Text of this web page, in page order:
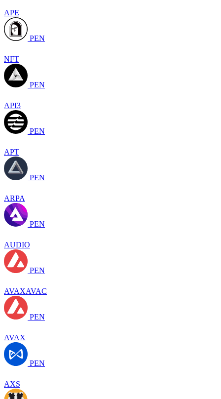
APE
PEN
NFT
PEN
API3
PEN
APT
PEN
ARPA
PEN
AUDIO
PEN
AVAXAVAC
PEN
AVAX
PEN
AXS